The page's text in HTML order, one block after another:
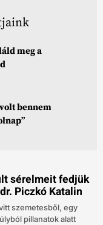
meg a
bennem
sérelmeit fedjük
Piczkó Katalin
szemetesből, egy
pillanatok alatt